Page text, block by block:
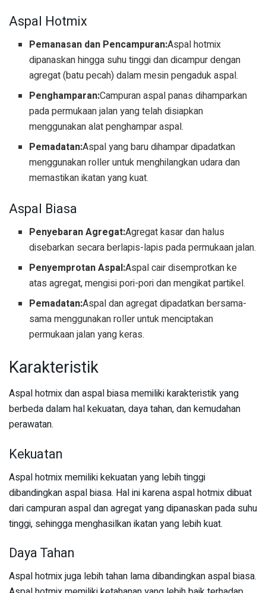
Aspal Hotmix
Pemanasan dan Pencampuran:Aspal hotmix
dipanaskan hingga suhu tinggi dan dicampur dengan
agregat (batu pecah) dalam mesin pengaduk aspal.
Penghamparan:Campuran aspal panas dihamparkan
pada permukaan jalan yang telah disiapkan
menggunakan alat penghampar aspal.
Pemadatan:Aspal yang baru dihampar dipadatkan
menggunakan roller untuk menghilangkan udara dan
memastikan ikatan yang kuat.
Aspal Biasa
Penyebaran Agregat:Agregat kasar dan halus
disebarkan secara berlapis-lapis pada permukaan jalan.
Penyemprotan Aspal:Aspal cair disemprotkan ke
atas agregat, mengisi pori-pori dan mengikat partikel.
Pemadatan:Aspal dan agregat dipadatkan bersama-
sama menggunakan roller untuk menciptakan
permukaan jalan yang keras.
Karakteristik
Aspal hotmix dan aspal biasa memiliki karakteristik yang
berbeda dalam hal kekuatan, daya tahan, dan kemudahan
perawatan.
Kekuatan
Aspal hotmix memiliki kekuatan yang lebih tinggi
dibandingkan aspal biasa. Hal ini karena aspal hotmix dibuat
dari campuran aspal dan agregat yang dipanaskan pada suhu
tinggi, sehingga menghasilkan ikatan yang lebih kuat.
Daya Tahan
Aspal hotmix juga lebih tahan lama dibandingkan aspal biasa.